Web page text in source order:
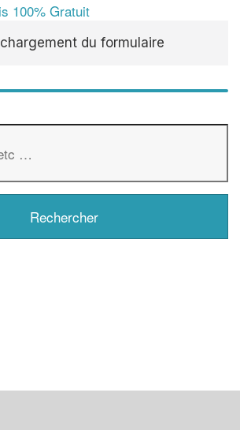
100% Gratuit
du formulaire